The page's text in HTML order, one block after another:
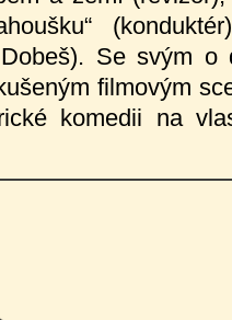
Se svým o
filmovým
komedii na